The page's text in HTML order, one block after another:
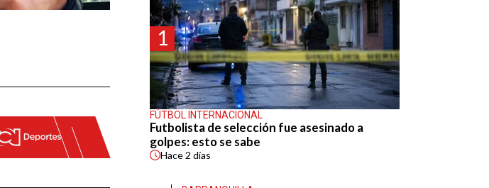
1
FÚTBOL INTERNACIONAL
Futbolista de selección fue asesinado a
golpes: esto se sabe
Hace2 días